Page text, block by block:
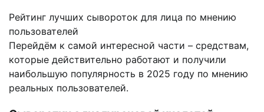
Рейтинг лучших сывороток для лица по мнению
пользователей
Перейдём к самой интересной части – средствам,
которые действительно работают и получили
наибольшую популярность в 2025 году по мнению
реальных пользователей.